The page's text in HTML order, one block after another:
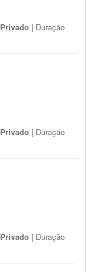
Privado | Duração
Privado | Duração
Privado | Duração